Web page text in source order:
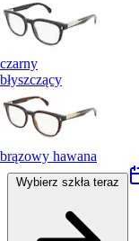
czarny
błyszczący
brązowy hawana